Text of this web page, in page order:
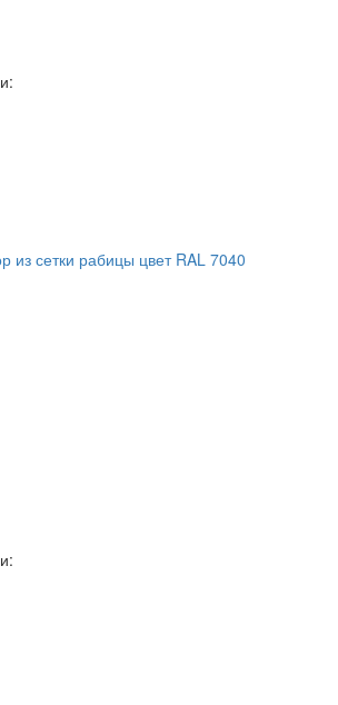
из сетки рабицы цвет RAL 7040